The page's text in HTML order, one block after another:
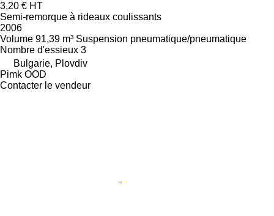
3,20 € HT
Semi-remorque à rideaux coulissants
2006
Volume 91,39 m³ Suspension pneumatique/pneumatique
Nombre d'essieux 3
Bulgarie, Plovdiv
Pimk OOD
Contacter le vendeur